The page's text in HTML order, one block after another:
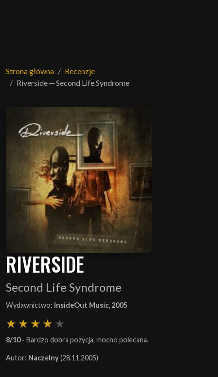
Strona główna
Recenzje
Riverside ─ Second Life Syndrome
RIVERSIDE
Second Life Syndrome
Wydawnictwo: InsideOut Music, 2005
8/10- Bardzo dobra pozycja, mocno polecana.
Autor: Naczelny(28.11.2005)